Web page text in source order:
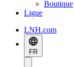
Boutique
Ligue
LNH.com
FR